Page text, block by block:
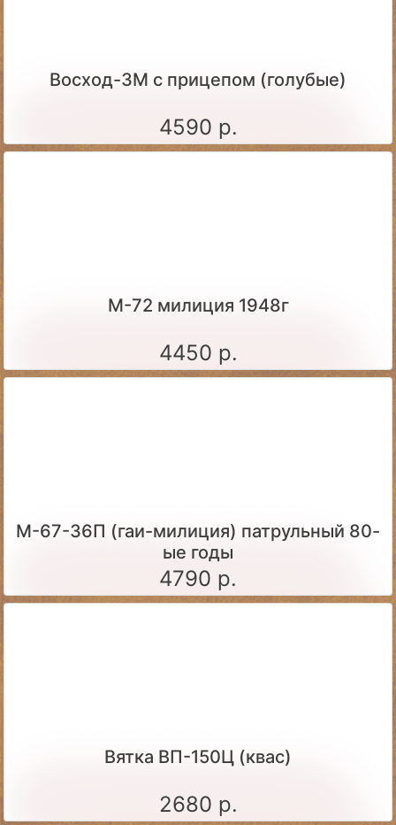
Восход-3М с прицепом (голубые)
4590 р.
М-72 милиция 1948г
4450 р.
М-67-36П (гаи-милиция) патрульный 80-
ые годы
4790 р.
Вятка ВП-150Ц (квас)
2680 р.